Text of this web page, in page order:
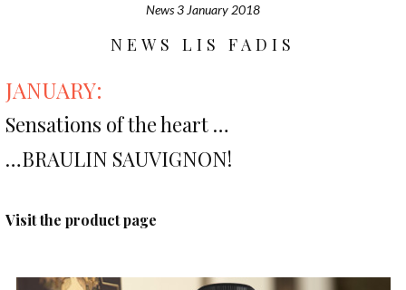
News3 January 2018
NEWS LIS FADIS
JANUARY:
Sensations of the heart …
…BRAULIN SAUVIGNON!
Visit the product page